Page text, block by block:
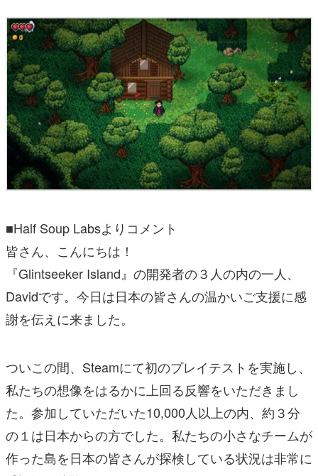
■Half Soup Labsよりコメント
皆さん、こんにちは！
『Glintseeker Island』の開発者の３人の内の一人、
Davidです。今日は日本の皆さんの温かいご支援に感
謝を伝えに来ました。
ついこの間、Steamにて初のプレイテストを実施し、
私たちの想像をはるかに上回る反響をいただきまし
た。参加していただいた10,000人以上の内、約３分
の１は日本からの方でした。私たちの小さなチームが
作った島を日本の皆さんが探検している状況は非常に